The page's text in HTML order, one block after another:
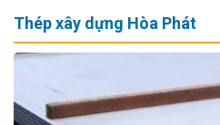
Thép xây dựng Hòa Phát